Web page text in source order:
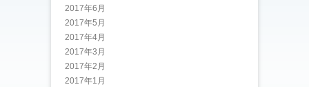
2017年6月
2017年5月
2017年4月
2017年3月
2017年2月
2017年1月